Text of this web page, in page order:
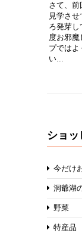
さて、前
見学さ
ろ発芽
度お邪魔
プではよ
い...
ショッ
今だけ
洞爺湖
野菜
特産品